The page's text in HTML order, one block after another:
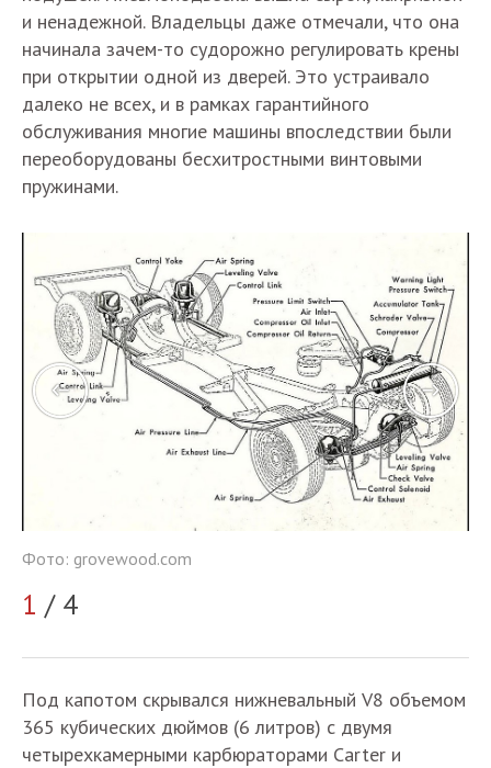
и ненадежной. Владельцы даже отмечали, что она
начинала зачем-то судорожно регулировать крены
при открытии одной из дверей. Это устраивало
далеко не всех, и в рамках гарантийного
обслуживания многие машины впоследствии были
переоборудованы бесхитростными винтовыми
пружинами.
Фото: grovewood.com
1 / 4
Под капотом скрывался нижневальный V8 объемом
365 кубических дюймов (6 литров) с двумя
четырехкамерными карбюраторами Carter и